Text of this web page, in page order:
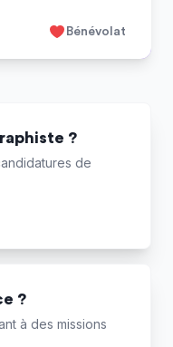
Bénévolat
?
de
?
à des missions